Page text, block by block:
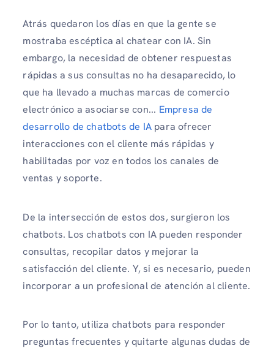
Atrás quedaron los días en que la gente se
mostraba escéptica al chatear con IA. Sin
embargo, la necesidad de obtener respuestas
rápidas a sus consultas no ha desaparecido, lo
que ha llevado a muchas marcas de comercio
electrónico a asociarse con... Empresa de
desarrollo de chatbots de IA para ofrecer
interacciones con el cliente más rápidas y
habilitadas por voz en todos los canales de
ventas y soporte.
De la intersección de estos dos, surgieron los
chatbots. Los chatbots con IA pueden responder
consultas, recopilar datos y mejorar la
satisfacción del cliente. Y, si es necesario, pueden
incorporar a un profesional de atención al cliente.
Por lo tanto, utiliza chatbots para responder
preguntas frecuentes y quitarte algunas dudas de